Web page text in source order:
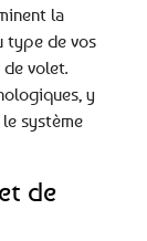
la
type de vos
de volet.
y
système
de